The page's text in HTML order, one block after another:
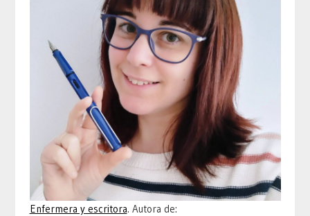
Enfermera y escritora. Autora de: